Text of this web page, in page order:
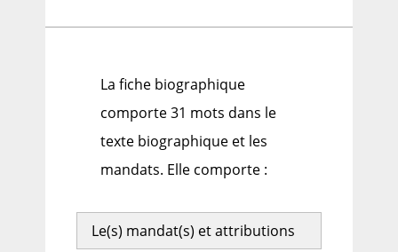
La fiche biographique
comporte 31 mots dans le
texte biographique et les
mandats. Elle comporte :
Le(s) mandat(s) et attributions